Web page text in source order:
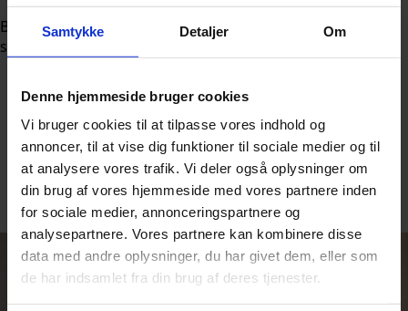
Samtykke Detaljer Om
Denne hjemmeside bruger cookies
Vi bruger cookies til at tilpasse vores indhold og
annoncer, til at vise dig funktioner til sociale medier og til
at analysere vores trafik. Vi deler også oplysninger om
din brug af vores hjemmeside med vores partnere inden
for sociale medier, annonceringspartnere og
analysepartnere. Vores partnere kan kombinere disse
data med andre oplysninger, du har givet dem, eller som
de har indsamlet fra din brug af deres tjenester.
Bergur Løkke Rasmussen kan tjene et stort millionbeløb
som lobbyist for forsvarsgiganten Babcock.
AfNicolai Ohlsen
Udgivet:21. juni 2026 kl. 8:18